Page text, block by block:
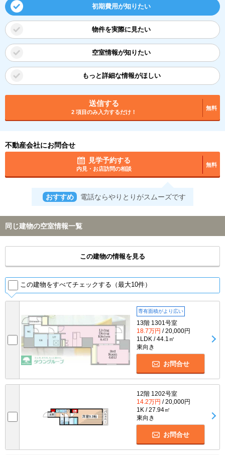
初期費用が知りたい
物件を実際に見たい
空室情報が知りたい
もっと詳細な情報がほしい
送信する
2 項目のみ入力するだけ！
無料
不動産会社にお問合せ
見学予約する
内見・お店訪問の相談
無料
おすすめ 電話ならやりとりがスムーズです
同じ建物の空室情報一覧
この建物の情報を見る
この建物をすべてチェックする（最大10件）
専有面積がより広い
13階 1301号室
18.7万円 / 20,000円
1LDK / 44.1㎡
東向き
お問合せ
12階 1202号室
14.2万円 / 20,000円
1K / 27.94㎡
東向き
お問合せ